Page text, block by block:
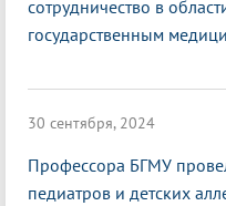
сотрудничество в
государственным
30 сентября, 2024
Профессора БГМУ
педиатров и детских